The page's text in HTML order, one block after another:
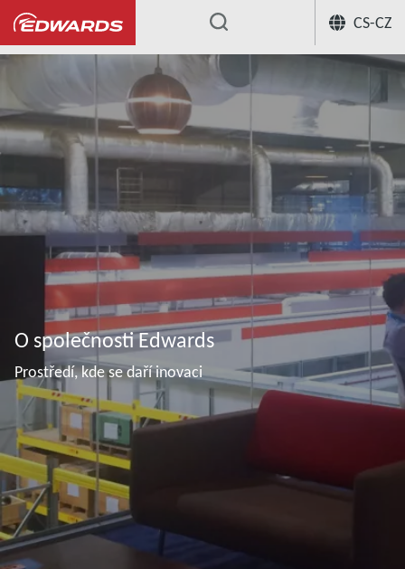
CS-CZ
...
O společnosti Edwards
Prostředí, kde se daří inovaci